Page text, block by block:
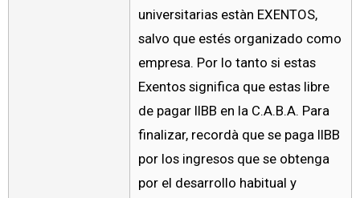
universitarias estàn EXENTOS,
salvo que estés organizado como
empresa. Por lo tanto si estas
Exentos significa que estas libre
de pagar IIBB en la C.A.B.A. Para
finalizar, recordà que se paga IIBB
por los ingresos que se obtenga
por el desarrollo habitual y